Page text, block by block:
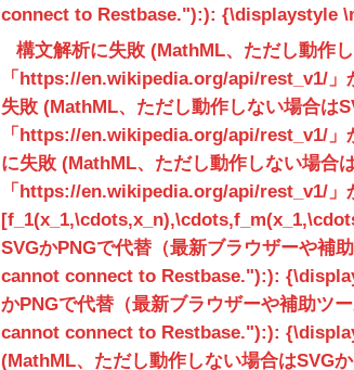
f/\partial y)
(3,4)}
connect to Restbase."):): {\displaystyle
構文解析に失敗 (MathML、ただし動作
「https://en.wikipedia.org/api/rest_v1/
失敗 (MathML、ただし動作しない場合は
「https://en.wikipedia.org/api/rest_v1/
に失敗 (MathML、ただし動作しない場合
「https://en.wikipedia.org/api/rest_v1/
SVGかPNGで代替（最新ブラウザーや
cannot connect to Restbase."):):
かPNGで代替（最新ブラウザーや補助
cannot connect to Restbase."):):
(MathML、ただし動作しない場合はSVG